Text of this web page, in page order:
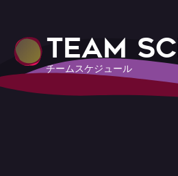
TEAM SC
チー ム スケジ ュ ール